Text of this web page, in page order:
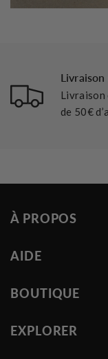
de 50€
À PROPOS
AIDE
BOUTIQUE
EXPLORER